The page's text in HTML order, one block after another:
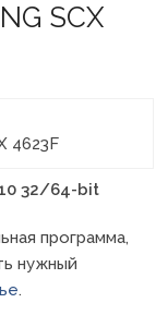
SCX
4623F
32/64-bit
программа,
нужный
.